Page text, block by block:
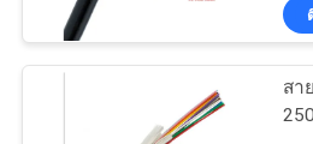
สา